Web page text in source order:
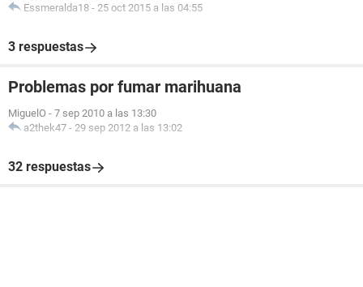
Essmeralda18 - 25 oct 2015 a las 04:55
3 respuestas
Problemas por fumar marihuana
MiguelO - 7 sep 2010 a las 13:30
a2thek47 - 29 sep 2012 a las 13:02
32 respuestas